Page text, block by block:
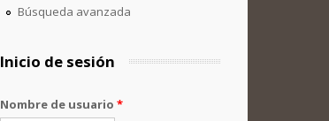
Búsqueda avanzada
Inicio de sesión
Nombre de usuario *